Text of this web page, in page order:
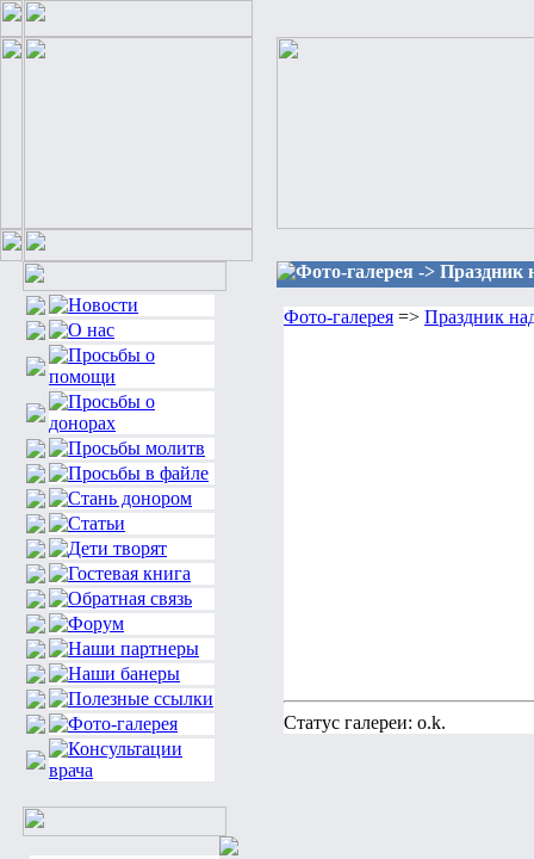
Фото-галерея -> Праздник
Фото-галерея => Праздник
Статус галереи: o.k.